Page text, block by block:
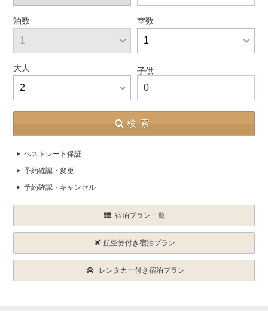
泊数 室数
大人 子供
0
検索
ベストレート保証
予約確認・変更
予約確認・キャンセル
宿泊プラン一覧
航空券付き宿泊プラン
レンタカー付き宿泊プラン